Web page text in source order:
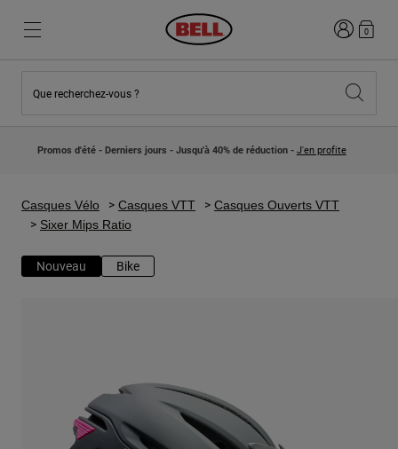
Nouveautés
Casques Motocross Enfant
Lifestyle
Motocross
Adventure
Nouveautés
Lifestyle
Explorez Bike
Urbain
Connexion
0
Que recherchez-vous ?
Promos d'été - Derniers jours - Jusqu'à 40% de réduction - J'en profite
Casques Vélo Casques VTT
Casques Ouverts VTT
Sixer Mips Ratio
Nouveau Bike